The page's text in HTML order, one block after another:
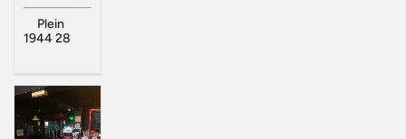
Plein
1944 28